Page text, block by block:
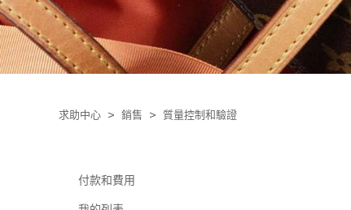
求助中心 銷售 質量控制和驗證
付款和費用